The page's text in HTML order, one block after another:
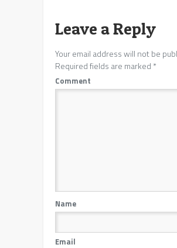
Leave a Reply
Your email address will not be
Required fields are marked *
Comment
Name
Email